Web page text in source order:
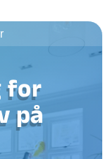
for
på